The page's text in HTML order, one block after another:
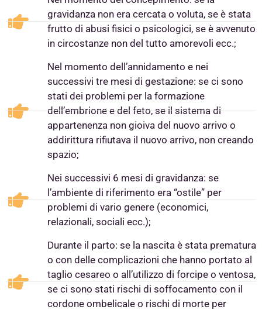
gravidanza non era cercata o voluta, se è stata
frutto di abusi fisici o psicologici, se è avvenuto
in circostanze non del tutto amorevoli ecc.;
Nel momento dell’annidamento e nei
successivi tre mesi di gestazione: se ci sono
stati dei problemi per la formazione
dell’embrione e del feto, se il sistema di
appartenenza non gioiva del nuovo arrivo o
addirittura rifiutava il nuovo arrivo, non creando
spazio;
Nei successivi 6 mesi di gravidanza: se
l’ambiente di riferimento era “ostile” per
problemi di vario genere (economici,
relazionali, sociali ecc.);
Durante il parto: se la nascita è stata prematura
o con delle complicazioni che hanno portato al
taglio cesareo o all’utilizzo di forcipe o ventosa,
se ci sono stati rischi di soffocamento con il
cordone ombelicale o rischi di morte per